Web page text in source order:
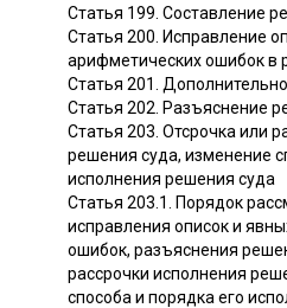
Статья 199. Составление
Статья 200. Исправление
арифметических ошибок в
Статья 201.
Статья 202. Разъяснение
Статья 203. Отсрочка или
решения суда, изменение
исполнения решения суда
Статья 203.1. Порядок
исправления описок и
ошибок, разъяснения
рассрочки исполнения
способа и порядка его